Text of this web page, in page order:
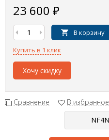
23 600 ₽
В корзину
Купить в 1 клик
Хочу скидку
Сравнение В избранное